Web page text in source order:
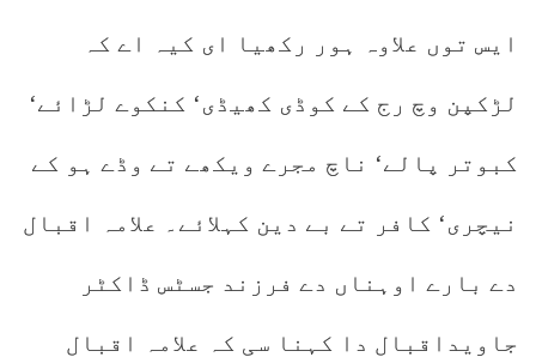
ایس توں علاوہ ہور رکھیا ای کیہ اے کہ
لڑکپن وچ رج کے کوڈی کھیڈی‘ کنکوے لڑائے‘
کبوتر پالے‘ ناچ مجرے ویکھے تے وڈے ہو کے
نیچری‘ کافر تے بے دین کہلائے۔ علامہ اقبال
دے بارے اوہناں دے فرزند جسٹس ڈاکٹر
جاویداقبال دا کہنا سی کہ علامہ اقبال